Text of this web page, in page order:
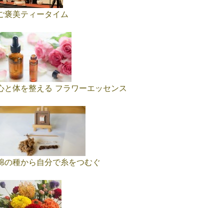
褒美ティータイム
と体を整える フラワーエッセンス
の種から自分で糸をつむぐ